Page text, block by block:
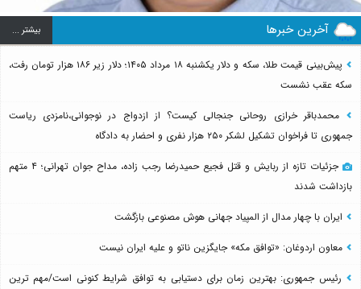
آخرین خبرها بيشتر ...
پیش‌بینی قیمت طلا، سکه و دلار یکشنبه ۱۸ مرداد ۱۴۰۵؛ دلار زیر ۱۸۶ هزار تومان رفت،
سکه عقب نشست
محمدباقر خرازی روحانی جنجالی کیست؟ از ازدواج در نوجوانی،نامزدی ریاست
جمهوری تا فراخوان تشکیل لشکر ۲۵۰ هزار نفری و احضار به دادگاه
جزئیات تازه از ربایش و قتل فجیع حمیدرضا رجب زاده، مداح جوان تهرانی؛ ۴ متهم
بازداشت شدند
ایران با چهار مدال از المپیاد جهانی هوش مصنوعی بازگشت
معاون اردوغان: «توافق مکه» جایگزین ناتو و علیه ایران نیست
رئیس جمهوری: بهترین زمان برای دستیابی به توافق شرایط کنونی است/مهم ترین